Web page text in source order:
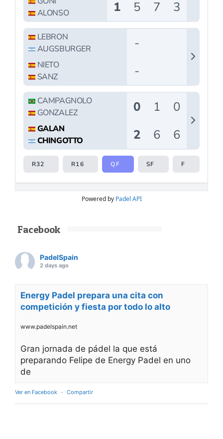
Powered by Padel API
Facebook
PadelSpain
2 days ago
Energy Padel prepara una cita con
competición y fiesta por todo lo alto
www.padelspain.net
Gran jornada de pádel la que está
preparando Felipe de Energy Padel en uno
de
Ver en Facebook · Compartir